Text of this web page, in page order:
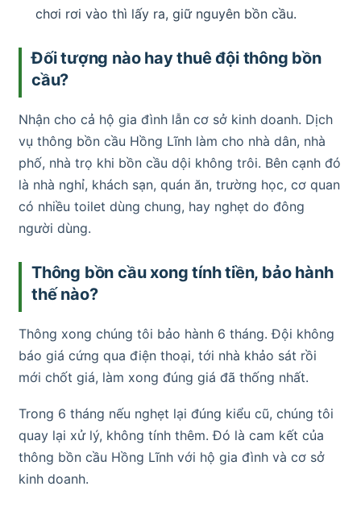
chơi rơi vào thì lấy ra, giữ nguyên bồn cầu.
Đối tượng nào hay thuê đội thông bồn
cầu?
Nhận cho cả hộ gia đình lẫn cơ sở kinh doanh. Dịch
vụ thông bồn cầu Hồng Lĩnh làm cho nhà dân, nhà
phố, nhà trọ khi bồn cầu dội không trôi. Bên cạnh đó
là nhà nghỉ, khách sạn, quán ăn, trường học, cơ quan
có nhiều toilet dùng chung, hay nghẹt do đông
người dùng.
Thông bồn cầu xong tính tiền, bảo hành
thế nào?
Thông xong chúng tôi bảo hành 6 tháng. Đội không
báo giá cứng qua điện thoại, tới nhà khảo sát rồi
mới chốt giá, làm xong đúng giá đã thống nhất.
Trong 6 tháng nếu nghẹt lại đúng kiểu cũ, chúng tôi
quay lại xử lý, không tính thêm. Đó là cam kết của
thông bồn cầu Hồng Lĩnh với hộ gia đình và cơ sở
kinh doanh.